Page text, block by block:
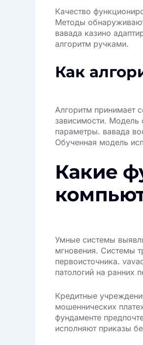
Качество
Методы
вавада казино
алгоритм ручками.
Как
Алгоритм принимает
зависимости. Модель
параметры. вавада
Обученная модель
Какие
Умные системы
мгновения. Системы
первоисточника.
патологий на ранних
Кредитные
мошеннических
фундаменте
исполняют приказы